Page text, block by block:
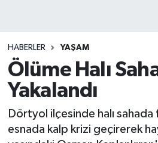
HABERLER YAŞAM
Ölüme Halı
Yakalandı
Dörtyol ilçesinde halı sahada
esnada kalp krizi geçirerek